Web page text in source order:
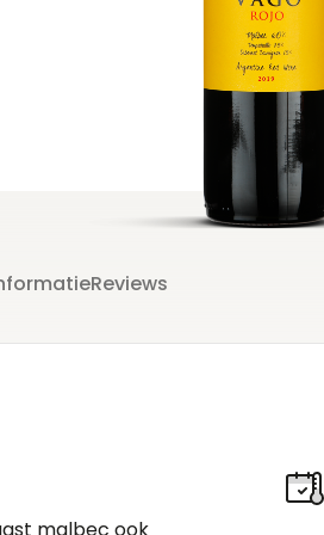
Reviews